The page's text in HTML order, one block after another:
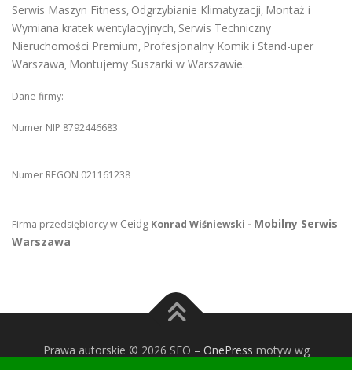
Serwis Maszyn Fitness, Odgrzybianie Klimatyzacji, Montaż i
Wymiana kratek wentylacyjnych, Serwis Techniczny
Nieruchomości Premium, Profesjonalny Komik i Stand-uper
Warszawa, Montujemy Suszarki w Warszawie.
Dane firmy:
Numer NIP 8792446683
Numer REGON 021161238
Firma przedsiębiorcy w Ceidg Konrad Wiśniewski - Mobilny Serwis
Warszawa
Prawa autorskie © 2026 SEO – OnePress motyw wg